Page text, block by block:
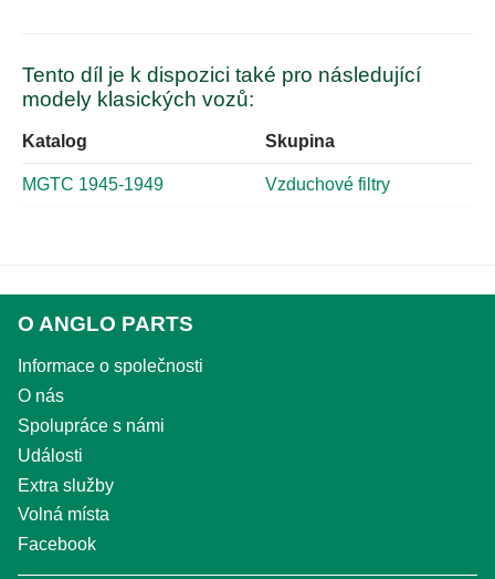
Tento díl je k dispozici také pro následující
modely klasických vozů:
Katalog Skupina
MGTC 1945-1949 Vzduchové filtry
O ANGLO PARTS
Informace o společnosti
O nás
Spolupráce s námi
Události
Extra služby
Volná místa
Facebook